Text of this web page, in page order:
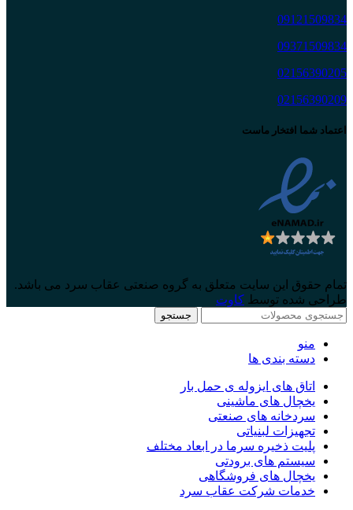
09121509834
09371509834
02156390205
02156390209
اعتماد شما افتخار ماست
تمام حقوق این سایت متعلق به گروه صنعتی عقاب سرد می باشد.
طراحی شده توسط کاوت
جستجو
منو
دسته بندی ها
اتاق های ایزوله ی حمل بار
یخچال های ماشینی
سردخانه های صنعتی
تجهیزات لبنیاتی
پلیت ذخیره سرما در ابعاد مختلف
سیستم های برودتی
یخچال های فروشگاهی
خدمات شرکت عقاب سرد